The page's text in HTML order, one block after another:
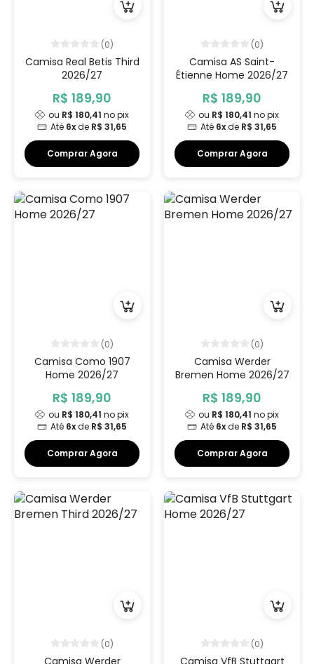
(0)
Camisa Real Betis Third
2026/27
R$ 189,90
ou R$ 180,41 no pix
Até 6xde R$ 31,65
Comprar Agora
(0)
Camisa AS Saint-
Étienne Home 2026/27
R$ 189,90
ou R$ 180,41 no pix
Até 6xde R$ 31,65
Comprar Agora
(0)
Camisa Como 1907
Home 2026/27
R$ 189,90
ou R$ 180,41 no pix
Até 6xde R$ 31,65
Comprar Agora
(0)
Camisa Werder
Bremen Home 2026/27
R$ 189,90
ou R$ 180,41 no pix
Até 6xde R$ 31,65
Comprar Agora
(0)
Camisa Werder
(0)
Camisa VfB Stuttgart